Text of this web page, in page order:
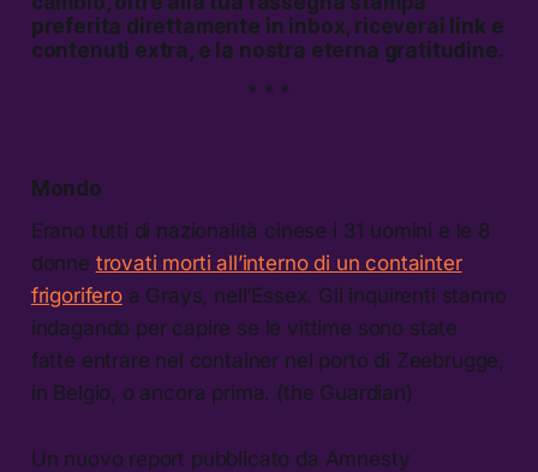
preferita direttamente in inbox, riceverai link e
contenuti extra, e la nostra eterna gratitudine.
* * *
Mondo
Erano tutti di nazionalità cinese i 31 uomini e le 8
donne trovati morti all’interno di un containter
frigoriferoa Grays, nell’Essex. Gli inquirenti stanno
indagando per capire se le vittime sono state
fatte entrare nel container nel porto di Zeebrugge,
in Belgio, o ancora prima. (the Guardian)
Un nuovo report pubblicato da Amnesty